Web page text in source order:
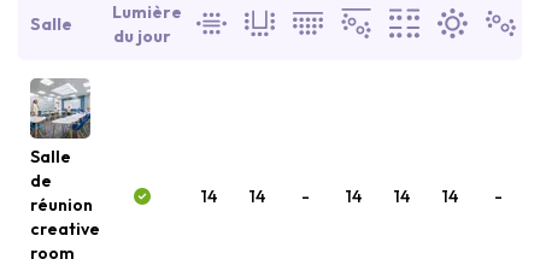
Salle
Lumière
du jour
Salle
de
réunion
creative
room
14 14 - 14 14 14 -